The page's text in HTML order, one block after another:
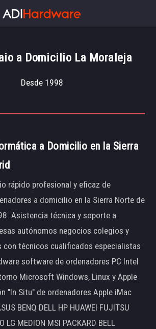
a Domicilio La Moraleja
Desde 1998
a Domicilio en la Sierra
rápido profesional y eficaz de
a domicilio en la Sierra Norte de
Asistencia técnica y soporte a
autónomos negocios colegios y
con técnicos cualificados especialistas
software de ordenadores PC Intel
Microsoft Windows, Linux y Apple
"In Situ" de ordenadores Apple iMac
BENQ DELL HP HUAWEI FUJITSU
LG MEDION MSI PACKARD BELL